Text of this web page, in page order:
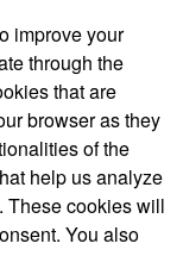
improve your
through the
that are
browser as they
of the
help us analyze
These cookies will
You also